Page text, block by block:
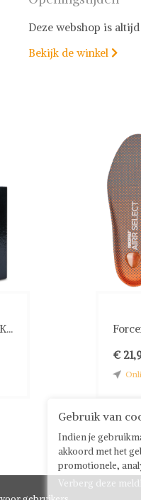
Deze webshop is
Bekijk de winkel 
€
Gebruik van
Indien je
akkoord met het
promotionele,
Verberg deze